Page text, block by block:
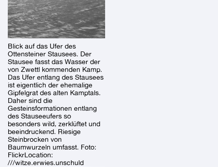
Blick auf das Ufer des
Ottensteiner Stausees. Der
Stausee fasst das Wasser der
von Zwettl kommenden Kamp.
Das Ufer entlang des Stausees
ist eigentlich der ehemalige
Gipfelgrat des alten Kamptals.
Daher sind die
Gesteinsformationen entlang
des Stauseeufers so
besonders wild, zerklüftet und
beeindruckend. Riesige
Steinbrocken von
Baumwurzeln umfasst. Foto:
FlickrLocation:
///witze.erwies.unschuld